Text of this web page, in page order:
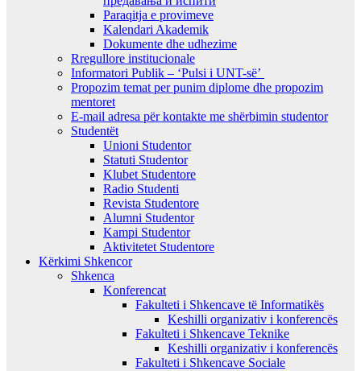
Paraqitja e provimeve
Kalendari Akademik
Dokumente dhe udhezime
Rregullore institucionale
Informatori Publik – ‘Pulsi i UNT-së’
Propozim temat per punim diplome dhe propozim
mentoret
E-mail adresa për kontakte me shërbimin studentor
Studentët
Unioni Studentor
Statuti Studentor
Klubet Studentore
Radio Studenti
Revista Studentore
Alumni Studentor
Kampi Studentor
Aktivitetet Studentore
Kërkimi Shkencor
Shkenca
Konferencat
Fakulteti i Shkencave të Informatikës
Keshilli organizativ i konferencës
Fakulteti i Shkencave Teknike
Keshilli organizativ i konferencës
Fakulteti i Shkencave Sociale